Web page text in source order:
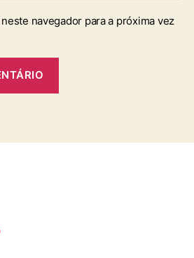
navegador para a próxima vez